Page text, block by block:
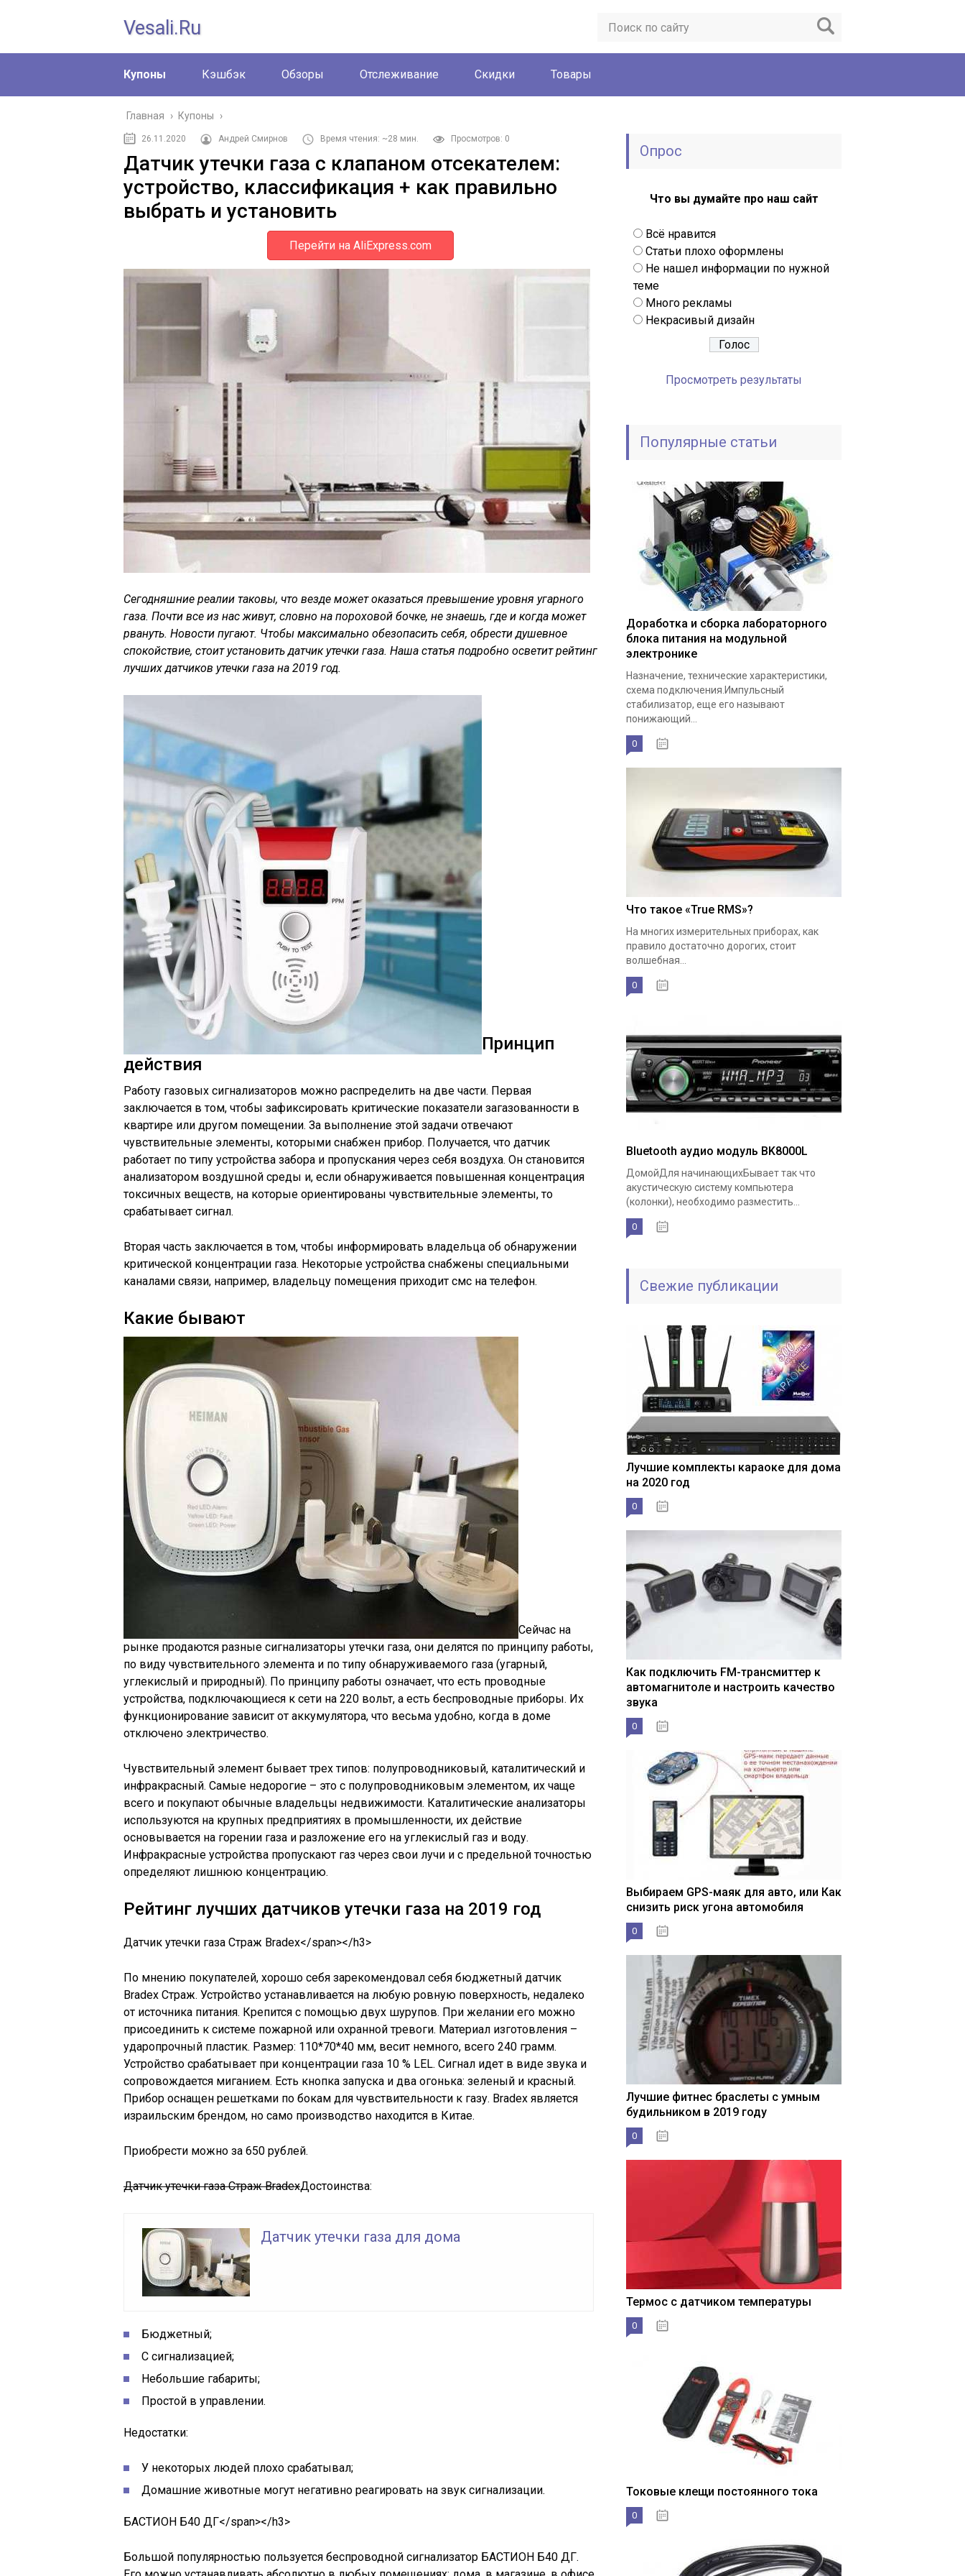
Vesali.ru
Купоны Кэшбэк Обзоры Отслеживание Скидки Товары
Главная › Купоны ›
26.11.2020 Андрей Смирнов Время чтения: ~28 мин. Просмотров: 0
Датчик утечки газа с клапаном отсекателем:
устройство, классификация + как правильно
выбрать и установить
Перейти на AliExpress.com
Сегодняшние реалии таковы, что везде может оказаться превышение уровня угарного
газа. Почти все из нас живут, словно на пороховой бочке, не знаешь, где и когда может
рвануть. Новости пугают. Чтобы максимально обезопасить себя, обрести душевное
спокойствие, стоит установить датчик утечки газа. Наша статья подробно осветит рейтинг
лучших датчиков утечки газа на 2019 год.
Принцип
действия
Работу газовых сигнализаторов можно распределить на две части. Первая
заключается в том, чтобы зафиксировать критические показатели загазованности в
квартире или другом помещении. За выполнение этой задачи отвечают
чувствительные элементы, которыми снабжен прибор. Получается, что датчик
работает по типу устройства забора и пропускания через себя воздуха. Он становится
анализатором воздушной среды и, если обнаруживается повышенная концентрация
токсичных веществ, на которые ориентированы чувствительные элементы, то
срабатывает сигнал.
Вторая часть заключается в том, чтобы информировать владельца об обнаружении
критической концентрации газа. Некоторые устройства снабжены специальными
каналами связи, например, владельцу помещения приходит смс на телефон.
Какие бывают
Сейчас на
рынке продаются разные сигнализаторы утечки газа, они делятся по принципу работы,
по виду чувствительного элемента и по типу обнаруживаемого газа (угарный,
углекислый и природный). По принципу работы означает, что есть проводные
устройства, подключающиеся к сети на 220 вольт, а есть беспроводные приборы. Их
функционирование зависит от аккумулятора, что весьма удобно, когда в доме
отключено электричество.
Чувствительный элемент бывает трех типов: полупроводниковый, каталитический и
инфракрасный. Самые недорогие – это с полупроводниковым элементом, их чаще
всего и покупают обычные владельцы недвижимости. Каталитические анализаторы
используются на крупных предприятиях в промышленности, их действие
основывается на горении газа и разложение его на углекислый газ и воду.
Инфракрасные устройства пропускают газ через свои лучи и с предельной точностью
определяют лишнюю концентрацию.
Рейтинг лучших датчиков утечки газа на 2019 год
Датчик утечки газа Страж Bradex</span></h3>
По мнению покупателей, хорошо себя зарекомендовал себя бюджетный датчик
Bradex Страж. Устройство устанавливается на любую ровную поверхность, недалеко
от источника питания. Крепится с помощью двух шурупов. При желании его можно
присоединить к системе пожарной или охранной тревоги. Материал изготовления –
ударопрочный пластик. Размер: 110*70*40 мм, весит немного, всего 240 грамм.
Устройство срабатывает при концентрации газа 10 % LEL. Сигнал идет в виде звука и
сопровождается миганием. Есть кнопка запуска и два огонька: зеленый и красный.
Прибор оснащен решетками по бокам для чувствительности к газу. Bradex является
израильским брендом, но само производство находится в Китае.
Приобрести можно за 650 рублей.
Датчик утечки газа Страж BradexДостоинства:
Датчик утечки газа для дома
Бюджетный;
С сигнализацией;
Небольшие габариты;
Простой в управлении.
Недостатки:
У некоторых людей плохо срабатывал;
Домашние животные могут негативно реагировать на звук сигнализации.
БАСТИОН Б40 ДГ</span></h3>
Большой популярностью пользуется беспроводной сигнализатор БАСТИОН Б40 ДГ.
Опрос
Что вы думайте про наш сайт
Всё нравится
Статьи плохо оформлены
Не нашел информации по нужной
теме
Много рекламы
Некрасивый дизайн
Просмотреть результаты
Популярные статьи
Доработка и сборка лабораторного
блока питания на модульной
электронике
Назначение, технические характеристики,
схема подключения.Импульсный
стабилизатор, еще его называют
понижающий...
0
Что такое «True RMS»?
На многих измерительных приборах, как
правило достаточно дорогих, стоит
волшебная...
0
Bluetooth аудио модуль BK8000L
ДомойДля начинающихБывает так что
акустическую систему компьютера
(колонки), необходимо разместить...
0
Свежие публикации
Лучшие комплекты караоке для дома
на 2020 год
0
Как подключить FM-трансмиттер к
автомагнитоле и настроить качество
звука
0
Выбираем GPS-маяк для авто, или Как
снизить риск угона автомобиля
0
Лучшие фитнес браслеты с умным
будильником в 2019 году
0
Термос с датчиком температуры
0
Токовые клещи постоянного тока
0